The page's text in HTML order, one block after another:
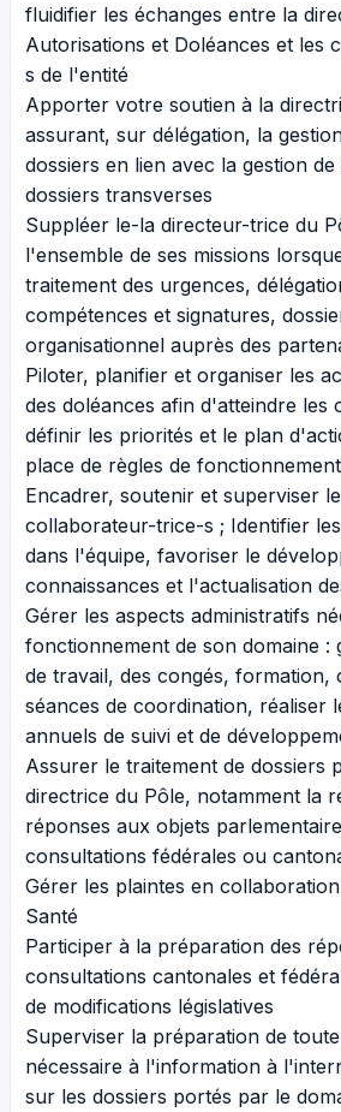
fluidifier les échanges entre la
Autorisations et Doléances et les
s de l'entité
Apporter votre soutien à la
assurant, sur délégation, la
dossiers en lien avec la gestion
dossiers transverses
Suppléer le-la directeur-trice du
l'ensemble de ses missions
traitement des urgences,
compétences et signatures,
organisationnel auprès des
Piloter, planifier et organiser les
des doléances afin d'atteindre les
définir les priorités et le plan
place de règles de
Encadrer, soutenir et superviser
collaborateur-trice-s ; Identifier
dans l'équipe, favoriser le
connaissances et l'actualisation
Gérer les aspects administratifs
fonctionnement de son domaine :
de travail, des congés, formation,
séances de coordination, réaliser
annuels de suivi et de
Assurer le traitement de dossiers
directrice du Pôle, notamment la
réponses aux objets
consultations fédérales ou
Gérer les plaintes en
Santé
Participer à la préparation des
consultations cantonales et
de modifications législatives
Superviser la préparation de
nécessaire à l'information à
sur les dossiers portés par le